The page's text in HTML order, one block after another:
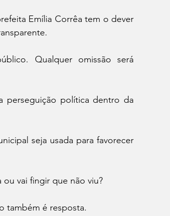
Emília Corrêa tem o dever
Qualquer omissão será
perseguição política dentro da
seja usada para favorecer
vai fingir que não viu?
também é resposta.